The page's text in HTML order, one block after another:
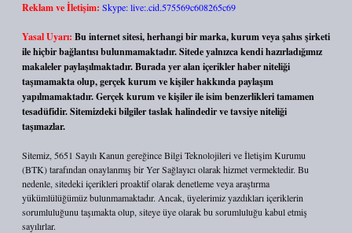
Reklam ve İletişim: Skype: live:.cid.575569c608265c69
Yasal Uyarı: Bu internet sitesi, herhangi bir marka, kurum veya şahıs şirketi
ile hiçbir bağlantısı bulunmamaktadır. Sitede yalnızca kendi hazırladığımız
makaleler paylaşılmaktadır. Burada yer alan içerikler haber niteliği
taşımamakta olup, gerçek kurum ve kişiler hakkında paylaşım
yapılmamaktadır. Gerçek kurum ve kişiler ile isim benzerlikleri tamamen
tesadüfidir. Sitemizdeki bilgiler taslak halindedir ve tavsiye niteliği
taşımazlar.
Sitemiz, 5651 Sayılı Kanun gereğince Bilgi Teknolojileri ve İletişim Kurumu
(BTK) tarafından onaylanmış bir Yer Sağlayıcı olarak hizmet vermektedir. Bu
nedenle, sitedeki içerikleri proaktif olarak denetleme veya araştırma
yükümlülüğümüz bulunmamaktadır. Ancak, üyelerimiz yazdıkları içeriklerin
sorumluluğunu taşımakta olup, siteye üye olarak bu sorumluluğu kabul etmiş
sayılırlar.